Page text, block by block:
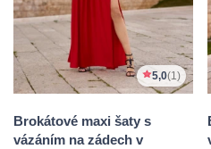
5,0(1)
Brokátové maxi šaty s
vázáním na zádech v